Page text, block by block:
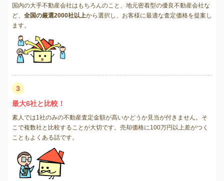
国内の大手不動産会社はもちろんのこと、地元密着型の優良不動産会社な
ど、 全国の厳選2000社以上から選択し、お客様に最適な査定価格を提案し
ます。
3
最大6社と比較！
素人では1社のみの不動産査定金額が高いかどうか見当が付きません。そ
こで複数社と比較することが大切です。売却価格に100万円以上差がつく
こともよくある話です。